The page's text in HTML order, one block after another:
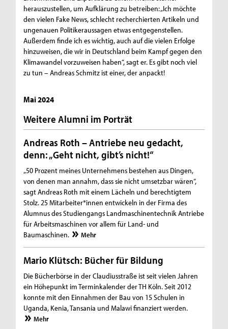
herauszustellen, um Aufklärung zu betreiben: „Ich möchte
den vielen Fake News, schlecht recherchierten Artikeln und
ungenauen Politikeraussagen etwas entgegenstellen.
Außerdem finde ich es wichtig, auch auf die vielen Erfolge
hinzuweisen, die wir in Deutschland beim Kampf gegen den
Klimawandel vorzuweisen haben“, sagt er. Es gibt noch viel
zu tun – Andreas Schmitz ist einer, der anpackt!
Mai 2024
Weitere Alumni im Porträt
Andreas Roth – Antriebe neu gedacht,
denn: „Geht nicht, gibt’s nicht!“
„50 Prozent meines Unternehmens bestehen aus Dingen,
von denen man annahm, dass sie nicht umsetzbar wären“,
sagt Andreas Roth mit einem Lächeln und berechtigtem
Stolz. 25 Mitarbeiter*innen entwickeln in der Firma des
Alumnus des Studiengangs Landmaschinentechnik Antriebe
für Arbeitsmaschinen vor allem für Land- und
Baumaschinen.
Mehr
Mario Klütsch: Bücher für Bildung
Die Bücherbörse in der Claudiusstraße ist seit vielen Jahren
ein Höhepunkt im Terminkalender der TH Köln. Seit 2012
konnte mit den Einnahmen der Bau von 15 Schulen in
Uganda, Kenia, Tansania und Malawi finanziert werden.
Mehr